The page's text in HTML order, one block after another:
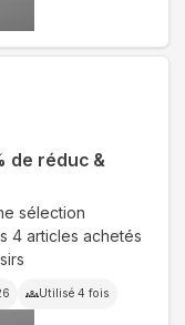
de réduc &
sélection
4 articles achetés
Utilisé 4 fois